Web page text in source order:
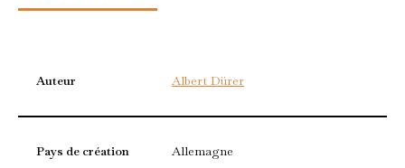
Auteur Albert Dürer
Pays de création Allemagne